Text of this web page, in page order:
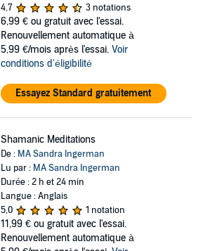
4,7
3 notations
6,99 € ou gratuit avec l'essai.
Renouvellement automatique à
5,99 €/mois après l'essai. Voir
conditions d'éligibilité
Essayez Standard gratuitement
Shamanic Meditations
De : MA Sandra Ingerman
Lu par : MA Sandra Ingerman
Durée : 2 h et 24 min
Langue : Anglais
5,0
1 notation
11,99 € ou gratuit avec l'essai.
Renouvellement automatique à